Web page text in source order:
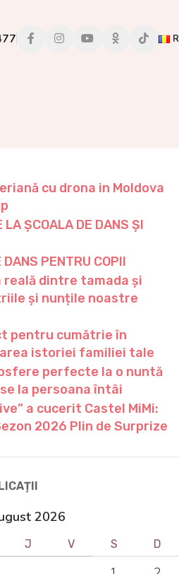
cu drona in Moldova
LA ȘCOALA DE DANS ȘI
PENTRU COPII
dintre tamada și
și nunțile noastre
pentru cumătrie în
istoriei familiei tale
perfecte la o nuntă
la persoana întâi
a cucerit Castel MiMi:
2026 Plin de Surprize
2026
J V S D